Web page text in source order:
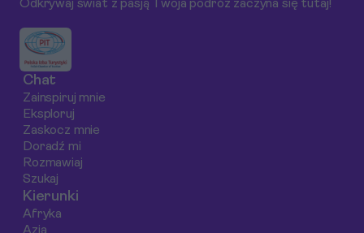
Odkrywaj świat z pasją Twoja podróż zaczyna się tutaj!
Chat
Zainspiruj mnie
Eksploruj
Zaskocz mnie
Doradź mi
Rozmawiaj
Szukaj
Kierunki
Afryka